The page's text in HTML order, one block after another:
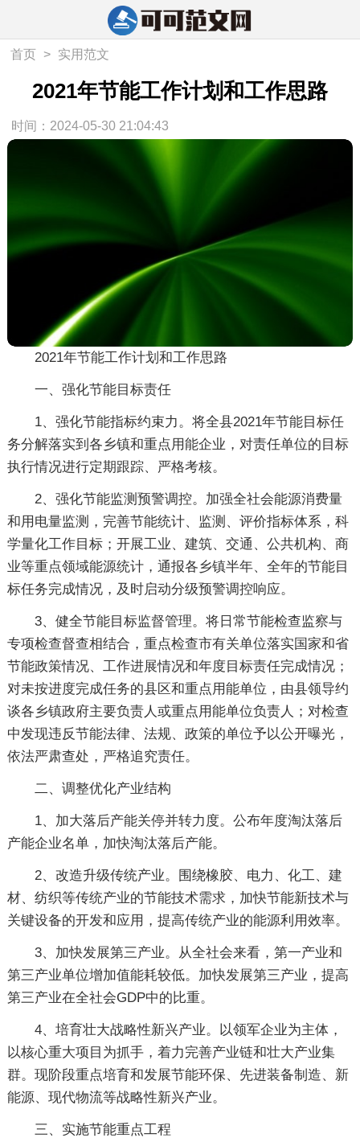
首页 > 实用范文
2021年节能工作计划和工作思路
时间：2024-05-30 21:04:43
2021年节能工作计划和工作思路
一、强化节能目标责任
1、强化节能指标约束力。将全县2021年节能目标任
务分解落实到各乡镇和重点用能企业，对责任单位的目标
执行情况进行定期跟踪、严格考核。
2、强化节能监测预警调控。加强全社会能源消费量
和用电量监测，完善节能统计、监测、评价指标体系，科
学量化工作目标；开展工业、建筑、交通、公共机构、商
业等重点领域能源统计，通报各乡镇半年、全年的节能目
标任务完成情况，及时启动分级预警调控响应。
3、健全节能目标监督管理。将日常节能检查监察与
专项检查督查相结合，重点检查市有关单位落实国家和省
节能政策情况、工作进展情况和年度目标责任完成情况；
对未按进度完成任务的县区和重点用能单位，由县领导约
谈各乡镇政府主要负责人或重点用能单位负责人；对检查
中发现违反节能法律、法规、政策的单位予以公开曝光，
依法严肃查处，严格追究责任。
二、调整优化产业结构
1、加大落后产能关停并转力度。公布年度淘汰落后
产能企业名单，加快淘汰落后产能。
2、改造升级传统产业。围绕橡胶、电力、化工、建
材、纺织等传统产业的节能技术需求，加快节能新技术与
关键设备的开发和应用，提高传统产业的能源利用效率。
3、加快发展第三产业。从全社会来看，第一产业和
第三产业单位增加值能耗较低。加快发展第三产业，提高
第三产业在全社会GDP中的比重。
4、培育壮大战略性新兴产业。以领军企业为主体，
以核心重大项目为抓手，着力完善产业链和壮大产业集
群。现阶段重点培育和发展节能环保、先进装备制造、新
能源、现代物流等战略性新兴产业。
三、实施节能重点工程